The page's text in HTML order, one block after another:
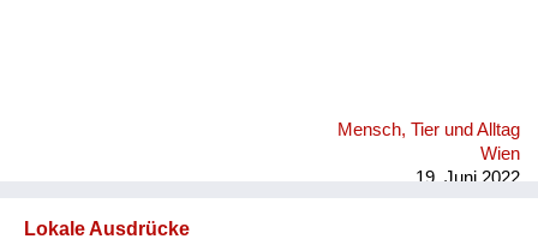
Mensch, Tier und Alltag
Wien
19. Juni 2022
Lokale Ausdrücke